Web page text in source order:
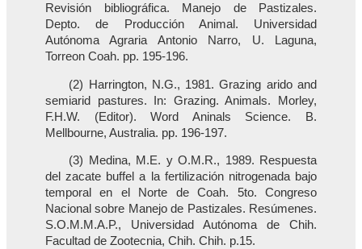
Revisión bibliográfica. Manejo de Pastizales.
Depto. de Producción Animal. Universidad
Autónoma Agraria Antonio Narro, U. Laguna,
Torreon Coah. pp. 195-196.
(2) Harrington, N.G., 1981. Grazing arido and
semiarid pastures. In: Grazing. Animals. Morley,
F.H.W. (Editor). Word Aninals Science. B.
Mellbourne, Australia. pp. 196-197.
(3) Medina, M.E. y O.M.R., 1989. Respuesta
del zacate buffel a la fertilización nitrogenada bajo
temporal en el Norte de Coah. 5to. Congreso
Nacional sobre Manejo de Pastizales. Resúmenes.
S.O.M.M.A.P., Universidad Autónoma de Chih.
Facultad de Zootecnia, Chih. Chih. p.15.